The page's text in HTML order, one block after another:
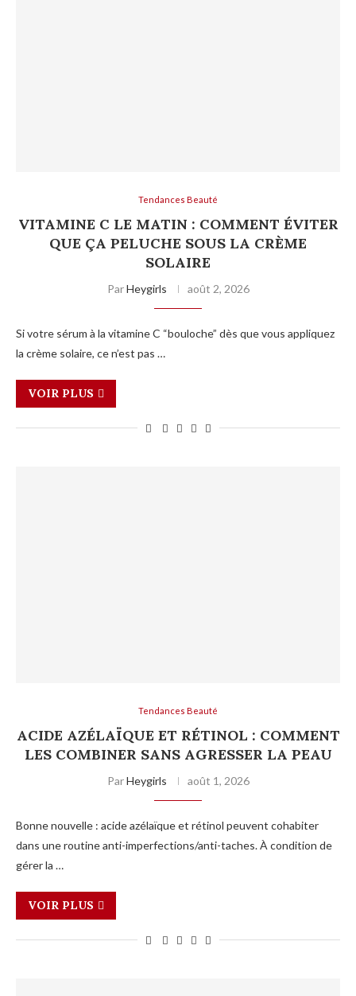
Tendances Beauté
VITAMINE C LE MATIN : COMMENT ÉVITER
QUE ÇA PELUCHE SOUS LA CRÈME
SOLAIRE
ParHeygirls août 2, 2026
Si votre sérum à la vitamine C “bouloche” dès que vous appliquez
la crème solaire, ce n’est pas …
VOIR PLUS
Tendances Beauté
ACIDE AZÉLAÏQUE ET RÉTINOL : COMMENT
LES COMBINER SANS AGRESSER LA PEAU
ParHeygirls août 1, 2026
Bonne nouvelle : acide azélaïque et rétinol peuvent cohabiter
dans une routine anti-imperfections/anti-taches. À condition de
gérer la …
VOIR PLUS